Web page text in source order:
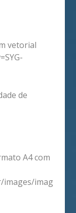
vetorial
de
A4 com
images/imag